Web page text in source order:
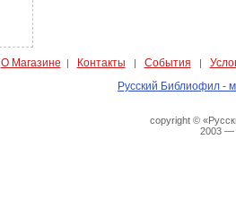
О Магазине | Контакты | События |
Русский Библиофил -
copyright ©
2003 —